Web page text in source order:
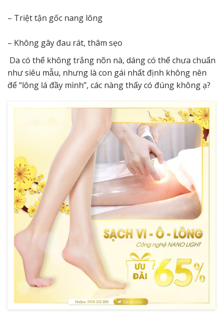
– Triệt tận gốc nang lông
– Không gây đau rát, thâm sẹo
Da có thể không trắng nõn nà, dáng có thể chưa chuẩn
như siêu mẫu, nhưng là con gái nhất định không nên
để “lông lá đầy mình”, các nàng thấy có đúng không ạ?